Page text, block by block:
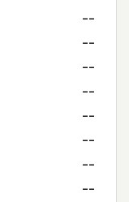
--
--
--
--
--
--
--
--